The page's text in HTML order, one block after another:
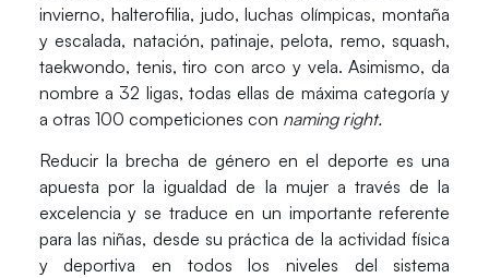
invierno, halterofilia, judo, luchas olímpicas, montaña
y escalada, natación, patinaje, pelota, remo, squash,
taekwondo, tenis, tiro con arco y vela. Asimismo, da
nombre a 32 ligas, todas ellas de máxima categoría y
a otras 100 competiciones con naming right.
Reducir la brecha de género en el deporte es una
apuesta por la igualdad de la mujer a través de la
excelencia y se traduce en un importante referente
para las niñas, desde su práctica de la actividad física
y deportiva en todos los niveles del sistema